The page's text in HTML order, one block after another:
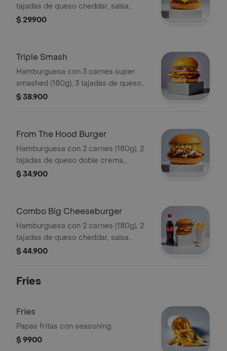
tajadas de queso cheddar, salsa
magía, vegetales y pepinillos a
$ 29.900
Triple Smash
Hamburguesa con 3 carnes super
smashed (180g), 3 tajadas de queso
cheddar derretido y salsa bruger.
$ 38.900
From The Hood Burger
Hamburguesa con 2 carnes (180g), 2
tajadas de queso doble crema,
tocineta crocante, piña, papitas
$ 34.900
Combo Big Cheeseburger
Hamburguesa con 2 carnes (180g), 2
tajadas de queso cheddar, salsa
magía, vegetales y pepinillos a
$ 44.900
Fries
Fries
Papas fritas con seasoning.
$ 9900